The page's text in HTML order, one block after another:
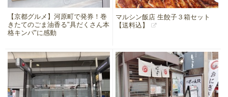
【京都グルメ】河原町で発券！巻
きたてのごま油香る"具だくさん本
格キンパ"に感動
マルシン飯店 生餃子３箱セット
【送料込】